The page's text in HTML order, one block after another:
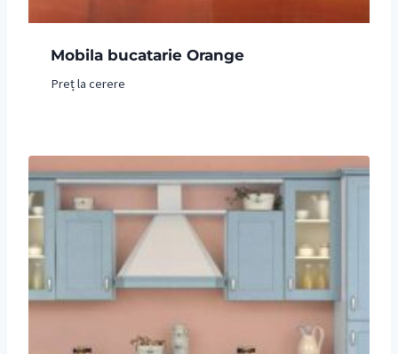
Mobila bucatarie Orange
Preț la cerere